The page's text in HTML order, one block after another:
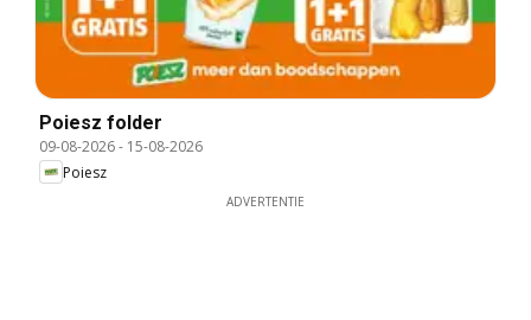
Poiesz folder
09-08-2026- 15-08-2026
Poiesz
ADVERTENTIE